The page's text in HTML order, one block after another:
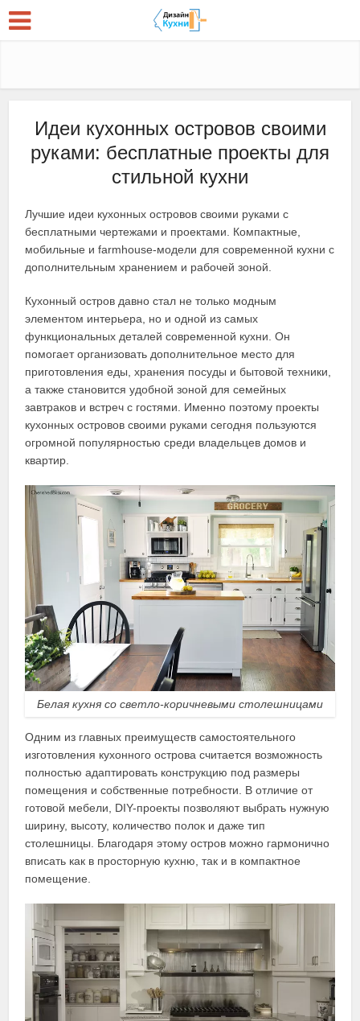
Идеи кухонных островов своими
руками: бесплатные проекты для
стильной кухни
Лучшие идеи кухонных островов своими руками с
бесплатными чертежами и проектами. Компактные,
мобильные и farmhouse-модели для современной кухни с
дополнительным хранением и рабочей зоной.
Кухонный остров давно стал не только модным
элементом интерьера, но и одной из самых
функциональных деталей современной кухни. Он
помогает организовать дополнительное место для
приготовления еды, хранения посуды и бытовой техники,
а также становится удобной зоной для семейных
завтраков и встреч с гостями. Именно поэтому проекты
кухонных островов своими руками сегодня пользуются
огромной популярностью среди владельцев домов и
квартир.
Белая кухня со светло-коричневыми столешницами
Одним из главных преимуществ самостоятельного
изготовления кухонного острова считается возможность
полностью адаптировать конструкцию под размеры
помещения и собственные потребности. В отличие от
готовой мебели, DIY-проекты позволяют выбрать нужную
ширину, высоту, количество полок и даже тип
столешницы. Благодаря этому остров можно гармонично
вписать как в просторную кухню, так и в компактное
помещение.